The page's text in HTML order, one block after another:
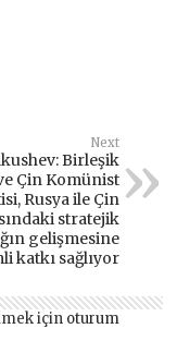
Next
Birleşik
Çin Komünist
Rusya ile Çin
stratejik
gelişmesine
katkı sağlıyor
için oturum